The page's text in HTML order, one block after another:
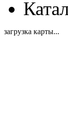
загрузка карты...